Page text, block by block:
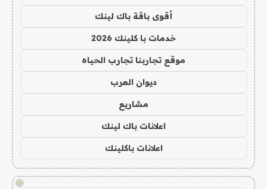
أقوى باقة باك لينك
خدمات با كلينك 2026
موقع تجاربنا تجارب الحياه
ديوان العرب
مشاريع
اعلانات باك لينك
اعلانات باكلينك
!